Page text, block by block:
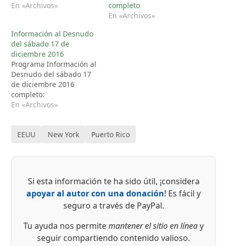
En «Archivos»
completo
En «Archivos»
Información al Desnudo
del sábado 17 de
diciembre 2016
Programa Información al
Desnudo del sábado 17
de diciembre 2016
completo:
En «Archivos»
EEUU New York Puerto Rico
Si esta información te ha sido útil, ¡considera
apoyar al autor con una donación! Es fácil y
seguro a través de PayPal.
Tu ayuda nos permitemantener el sitio en líneay
seguir compartiendo contenido valioso.